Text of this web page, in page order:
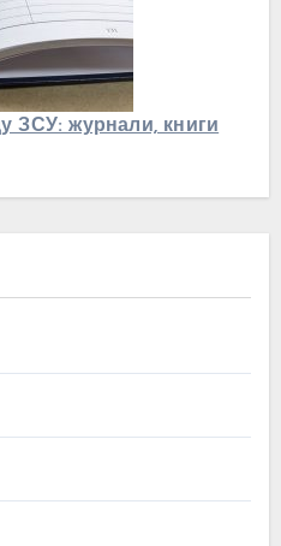
ЗСУ: журнали, книги